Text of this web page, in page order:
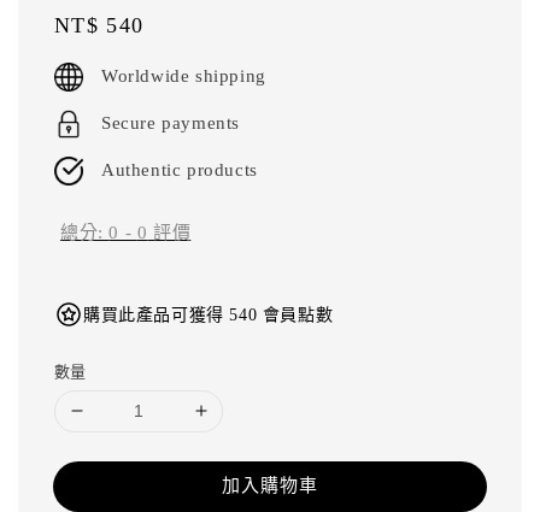
Regular
price
NT$ 540
Worldwide shipping
Secure payments
Authentic products
總分:0 - 0 評價
購買此產品可獲得 540 會員點數
數量
加入購物車